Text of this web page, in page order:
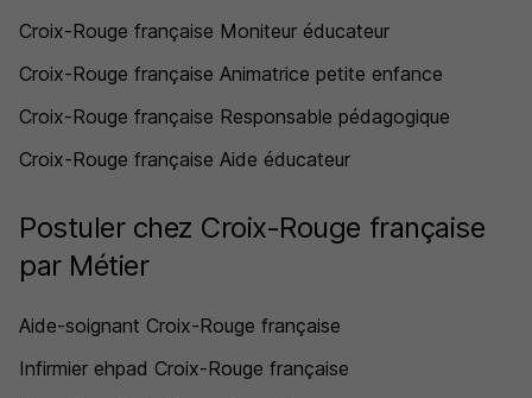
Croix-Rouge française Moniteur éducateur
Croix-Rouge française Animatrice petite enfance
Croix-Rouge française Responsable pédagogique
Croix-Rouge française Aide éducateur
Postuler chez Croix-Rouge française
par Métier
Aide-soignant Croix-Rouge française
Infirmier ehpad Croix-Rouge française